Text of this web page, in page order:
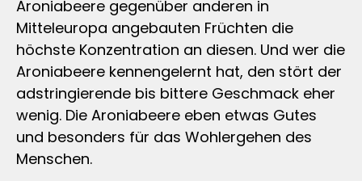
Aroniabeere gegenüber anderen in
Mitteleuropa angebauten Früchten die
höchste Konzentration an diesen. Und wer die
Aroniabeere kennengelernt hat, den stört der
adstringierende bis bittere Geschmack eher
wenig. Die Aroniabeere eben etwas Gutes
und besonders für das Wohlergehen des
Menschen.